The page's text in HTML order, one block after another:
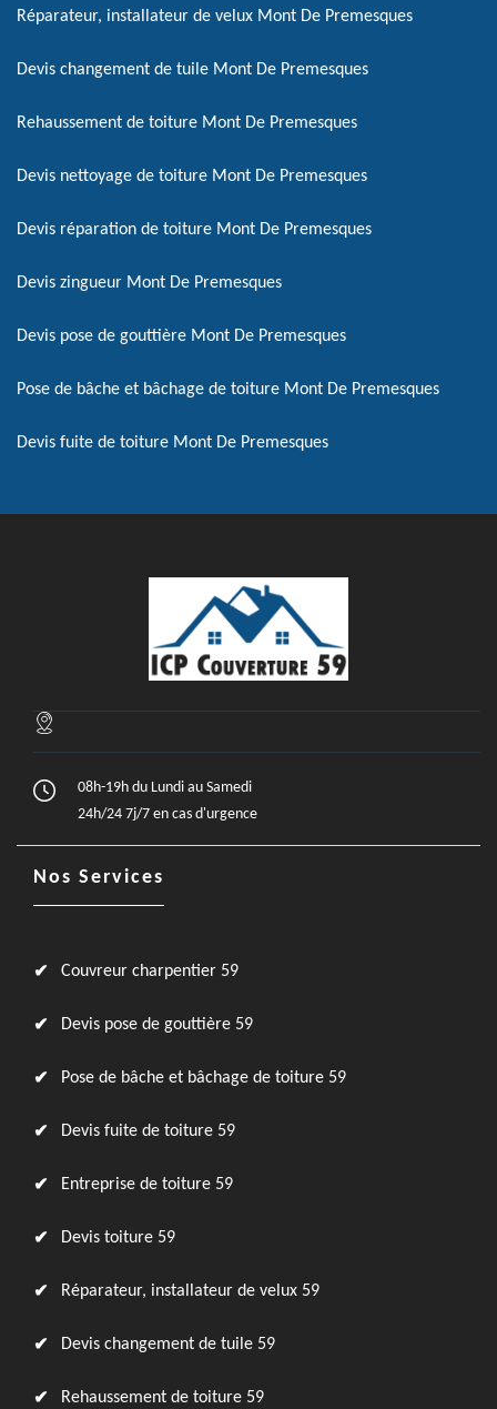
Réparateur, installateur de velux Mont De Premesques
Devis changement de tuile Mont De Premesques
Rehaussement de toiture Mont De Premesques
Devis nettoyage de toiture Mont De Premesques
Devis réparation de toiture Mont De Premesques
Devis zingueur Mont De Premesques
Devis pose de gouttière Mont De Premesques
Pose de bâche et bâchage de toiture Mont De Premesques
Devis fuite de toiture Mont De Premesques
08h-19h du Lundi au Samedi
24h/24 7j/7 en cas d'urgence
Nos Services
Couvreur charpentier 59
Devis pose de gouttière 59
Pose de bâche et bâchage de toiture 59
Devis fuite de toiture 59
Entreprise de toiture 59
Devis toiture 59
Réparateur, installateur de velux 59
Devis changement de tuile 59
Rehaussement de toiture 59